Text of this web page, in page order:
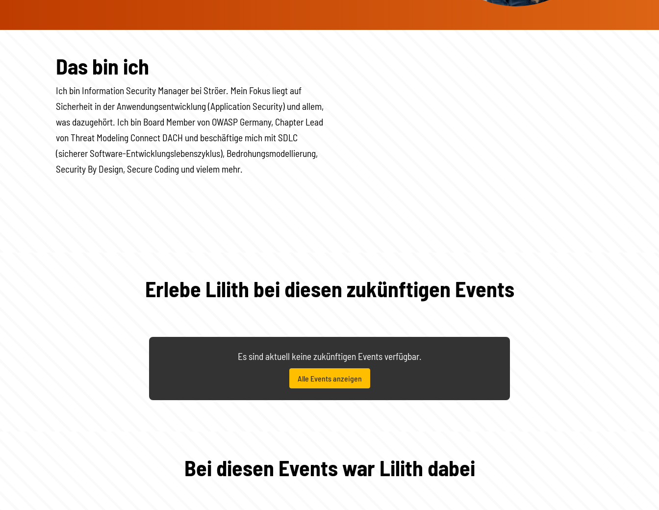
Das bin ich
Ich bin Information Security Manager bei Ströer. Mein Fokus liegt auf
Sicherheit in der Anwendungsentwicklung (Application Security) und allem,
was dazugehört. Ich bin Board Member von OWASP Germany, Chapter Lead
von Threat Modeling Connect DACH und beschäftige mich mit SDLC
(sicherer Software-Entwicklungslebenszyklus), Bedrohungsmodellierung,
Security By Design, Secure Coding und vielem mehr.
Erlebe Lilith bei diesen zukünftigen Events
Es sind aktuell keine zukünftigen Events verfügbar.
Alle Events anzeigen
Bei diesen Events war Lilith dabei